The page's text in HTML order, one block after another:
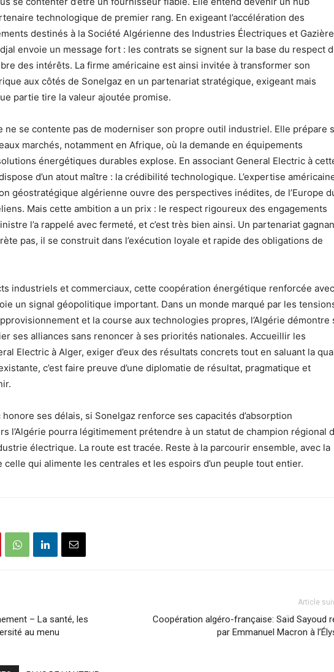
technologique de premier rang. En exigeant l’accélération des
destinés à la Société Algérienne des Industries Électriques et
envoie un message fort : les contrats se signent sur la base du respect
des intérêts. La firme américaine est ainsi invitée à transformer son
aux côtés de Sonelgaz en un partenariat stratégique, exigeant mais
partie tire la valeur ajoutée promise.
ne se contente pas de moderniser son propre outil industriel. Elle prépare
marchés, notamment en Afrique, où la demande en équipements
énergétiques durables explose. En associant General Electric à
d’un atout maître : la crédibilité technologique. L’expertise
géostratégique algérienne ouvre des perspectives inédites, de l’Europe
Mais cette ambition a un prix : le respect rigoureux des engagements
l’a rappelé avec fermeté, et c’est très bien ainsi. Un partenariat
pas, il se construit dans l’exécution loyale et rapide des obligations de
industriels et commerciaux, cette coopération énergétique renforcée avec
un signal géopolitique important. Dans un monde marqué par les
et la course aux technologies propres, l’Algérie démontre
ses alliances sans renoncer à ses priorités nationales. Accueillir les
Electric à Alger, exiger d’eux des résultats concrets tout en saluant la
c’est faire preuve d’une diplomatie de résultat, pragmatique et
ses délais, si Sonelgaz renforce ses capacités d’absorption
l’Algérie pourra légitimement prétendre à un statut de champion régional
électrique. La route est tracée. Reste à la parcourir ensemble, avec la
celle qui alimente les centrales et les espoirs d’un peuple tout entier.
– La santé, les
au menu
Article
Coopération algéro-française: Saïd Sayoud
par Emmanuel Macron à